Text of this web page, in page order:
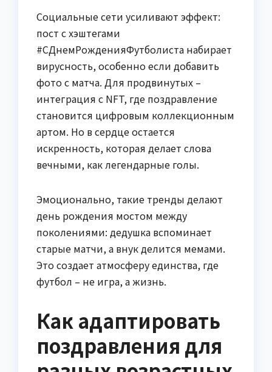
Социальные сети усиливают эффект:
пост с хэштегами
#СДнемРожденияФутболиста набирает
вирусность, особенно если добавить
фото с матча. Для продвинутых –
интеграция с NFT, где поздравление
становится цифровым коллекционным
артом. Но в сердце остается
искренность, которая делает слова
вечными, как легендарные голы.
Эмоционально, такие тренды делают
день рождения мостом между
поколениями: дедушка вспоминает
старые матчи, а внук делится мемами.
Это создает атмосферу единства, где
футбол – не игра, а жизнь.
Как адаптировать
поздравления для